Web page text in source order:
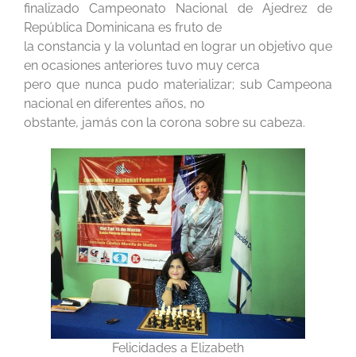
finalizado Campeonato Nacional de Ajedrez de
República Dominicana es fruto de
la constancia y la voluntad en lograr un objetivo que
en ocasiones anteriores tuvo muy cerca
pero que nunca pudo materializar; sub Campeona
nacional en diferentes años, no
obstante, jamás con la corona sobre su cabeza.
Felicidades a Elizabeth